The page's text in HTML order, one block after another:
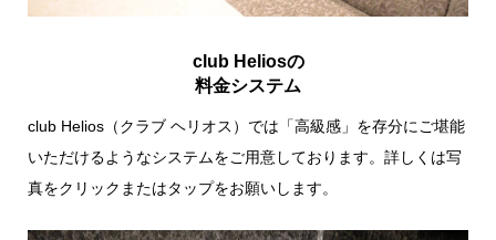
club Heliosの
料金システム
club Helios（クラブ ヘリオス）では「高級感」を存分にご堪能
いただけるようなシステムをご用意しております。詳しくは写
真をクリックまたはタップをお願いします。